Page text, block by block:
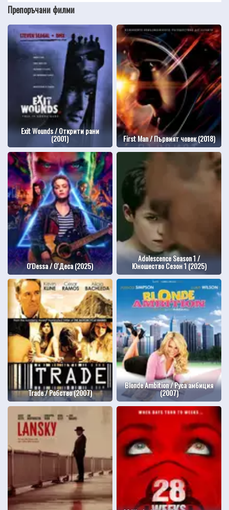
Препоръчани филми
Exit Wounds / Открити рани
(2001) First Man / Първият човек (2018)
O'Dessa / О'Деса (2025)
Adolescence Season 1 /
Юношество Сезон 1 (2025)
Trade / Робство (2007)
Blonde Ambition / Руса амбиция
(2007)